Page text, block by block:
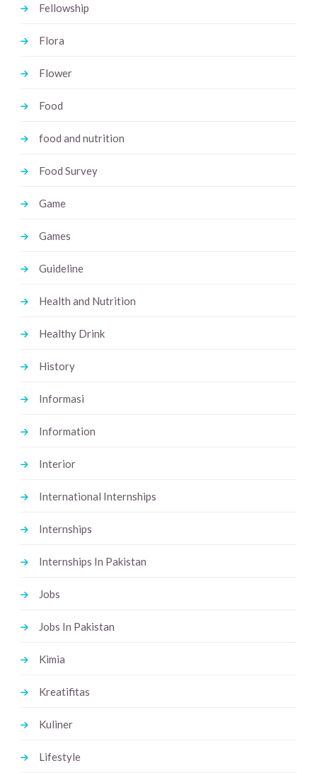
Fellowship
Flora
Flower
Food
food and nutrition
Food Survey
Game
Games
Guideline
Health and Nutrition
Healthy Drink
History
Informasi
Information
Interior
International Internships
Internships
Internships In Pakistan
Jobs
Jobs In Pakistan
Kimia
Kreatifitas
Kuliner
Lifestyle